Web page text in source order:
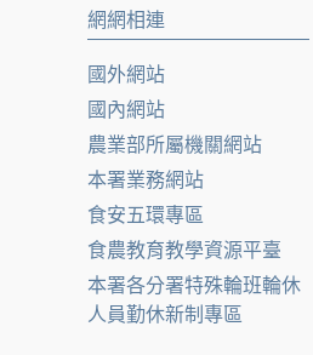
網網相連
國外網站
國內網站
農業部所屬機關網站
本署業務網站
食安五環專區
食農教育教學資源平臺
本署各分署特殊輪班輪休
人員勤休新制專區